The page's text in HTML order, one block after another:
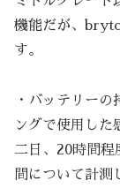
機能だが、
す。
・バッテリー
ングで使用した
二日、20時間程
間について計測